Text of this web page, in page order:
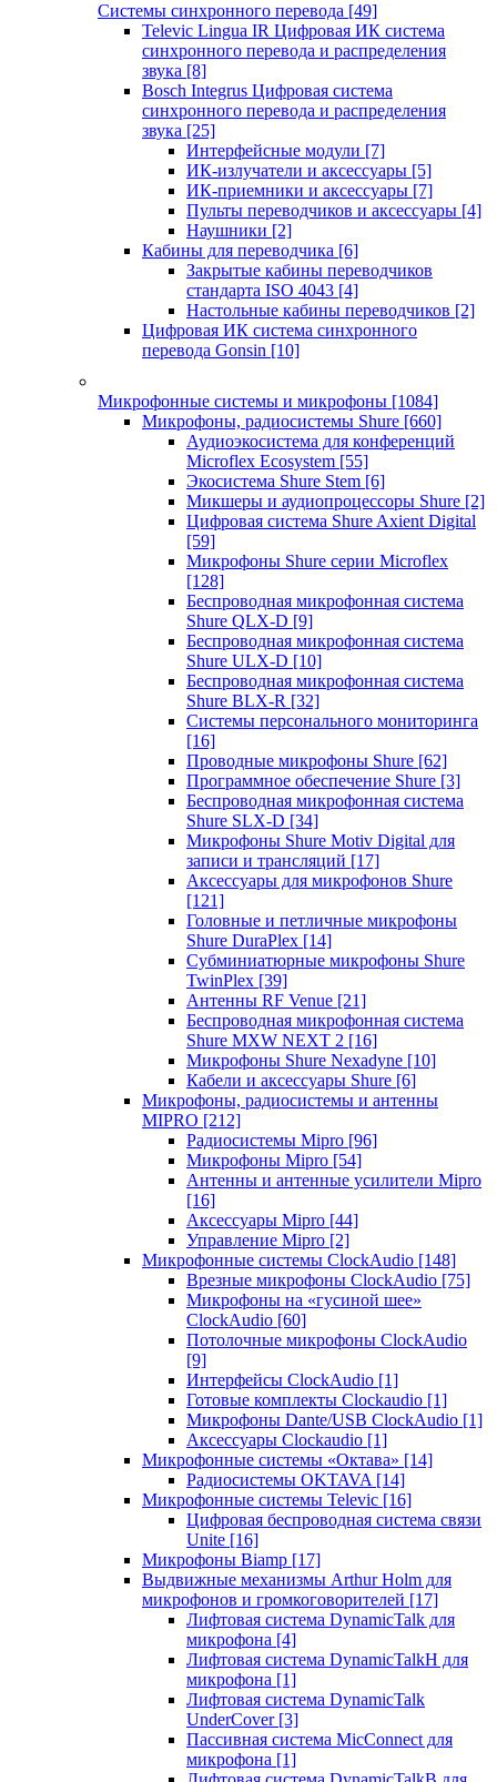
Системы синхронного перевода [49]
Televic Lingua IR Цифровая ИК система
синхронного перевода и распределения
звука [8]
Bosch Integrus Цифровая система
синхронного перевода и распределения
звука [25]
Интерфейсные модули [7]
ИК-излучатели и аксессуары [5]
ИК-приемники и аксессуары [7]
Пульты переводчиков и аксессуары [4]
Наушники [2]
Кабины для переводчика [6]
Закрытые кабины переводчиков
стандарта ISO 4043 [4]
Настольные кабины переводчиков [2]
Цифровая ИК система синхронного
перевода Gonsin [10]
Микрофонные системы и микрофоны [1084]
Микрофоны, радиосистемы Shure [660]
Аудиоэкосистема для конференций
Microflex Ecosystem [55]
Экосистема Shure Stem [6]
Микшеры и аудиопроцессоры Shure [2]
Цифровая система Shure Axient Digital
[59]
Микрофоны Shure серии Microflex
[128]
Беспроводная микрофонная система
Shure QLX-D [9]
Беспроводная микрофонная система
Shure ULX-D [10]
Беспроводная микрофонная система
Shure BLX-R [32]
Системы персонального мониторинга
[16]
Проводные микрофоны Shure [62]
Программное обеспечение Shure [3]
Беспроводная микрофонная система
Shure SLX-D [34]
Микрофоны Shure Motiv Digital для
записи и трансляций [17]
Аксессуары для микрофонов Shure
[121]
Головные и петличные микрофоны
Shure DuraPlex [14]
Субминиатюрные микрофоны Shure
TwinPlex [39]
Антенны RF Venue [21]
Беспроводная микрофонная система
Shure MXW NEXT 2 [16]
Микрофоны Shure Nexadyne [10]
Кабели и аксессуары Shure [6]
Микрофоны, радиосистемы и антенны
MIPRO [212]
Радиосистемы Mipro [96]
Микрофоны Mipro [54]
Антенны и антенные усилители Mipro
[16]
Аксессуары Mipro [44]
Управление Mipro [2]
Микрофонные системы ClockAudio [148]
Врезные микрофоны ClockAudio [75]
Микрофоны на «гусиной шее»
ClockAudio [60]
Потолочные микрофоны ClockAudio
[9]
Интерфейсы ClockAudio [1]
Готовые комплекты Clockaudio [1]
Микрофоны Dante/USB ClockAudio [1]
Аксессуары Clockaudio [1]
Микрофонные системы «Октава» [14]
Радиосистемы OKTAVA [14]
Микрофонные системы Televic [16]
Цифровая беспроводная система связи
Unite [16]
Микрофоны Biamp [17]
Выдвижные механизмы Arthur Holm для
микрофонов и громкоговорителей [17]
Лифтовая система DynamicTalk для
микрофона [4]
Лифтовая система DynamicTalkH для
микрофона [1]
Лифтовая система DynamicTalk
UnderCover [3]
Пассивная система MicConnect для
микрофона [1]